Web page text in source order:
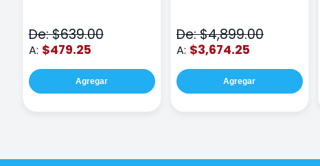
De: $639.00
A: $479.25
Agregar
De: $4,899.00
A: $3,674.25
Agregar